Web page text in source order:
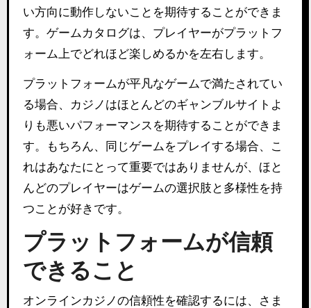
い方向に動作しないことを期待することができま
す。ゲームカタログは、プレイヤーがプラットフ
ォーム上でどれほど楽しめるかを左右します。
プラットフォームが平凡なゲームで満たされてい
る場合、カジノはほとんどのギャンブルサイトよ
りも悪いパフォーマンスを期待することができま
す。もちろん、同じゲームをプレイする場合、こ
れはあなたにとって重要ではありませんが、ほと
んどのプレイヤーはゲームの選択肢と多様性を持
つことが好きです。
プラットフォームが信頼
できること
オンラインカジノの信頼性を確認するには、さま